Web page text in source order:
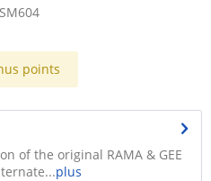
points
of the original RAMA & GEE
plus